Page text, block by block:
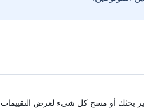
بحثك أو مسح كل شيء لعرض